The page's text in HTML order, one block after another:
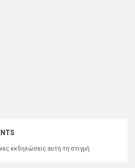
εκδηλώσεις αυτή τη στιγμή.